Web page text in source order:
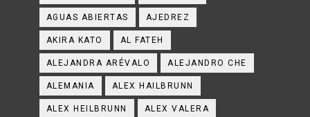
AGUAS ABIERTAS AJEDREZ
AKIRA KATO AL FATEH
ALEJANDRA ARÉVALO ALEJANDRO CHE
ALEMANIA ALEX HAILBRUNN
ALEX HEILBRUNN ALEX VALERA